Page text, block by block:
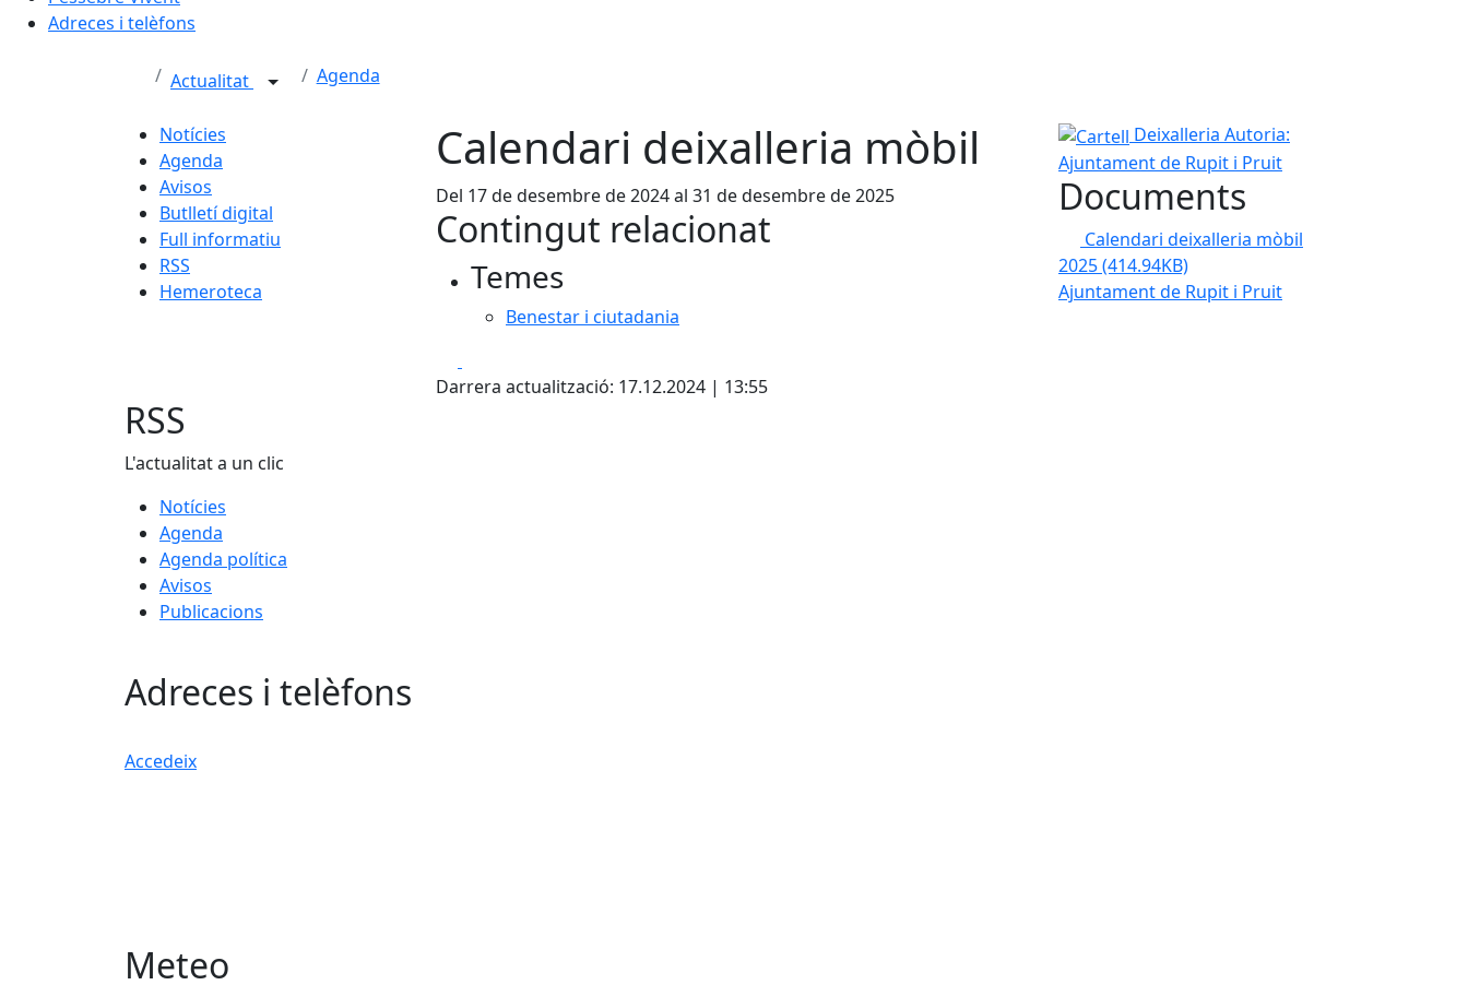
Adreces i telèfons
Actualitat Agenda
Notícies
Agenda
Avisos
Butlletí digital
Full informatiu
RSS
Hemeroteca
Calendari deixalleria mòbil
Del 17 de desembre de 2024 al 31 de desembre de 2025
Contingut relacionat
Temes
Benestar i ciutadania
Darrera actualització: 17.12.2024 | 13:55
Cartell Deixalleria Autoria:
Ajuntament de Rupit i Pruit
Documents
Calendari deixalleria mòbil
2025(414.94KB)
Ajuntament de Rupit i Pruit
RSS
L'actualitat a un clic
Notícies
Agenda
Agenda política
Avisos
Publicacions
Adreces i telèfons
Accedeix
Meteo